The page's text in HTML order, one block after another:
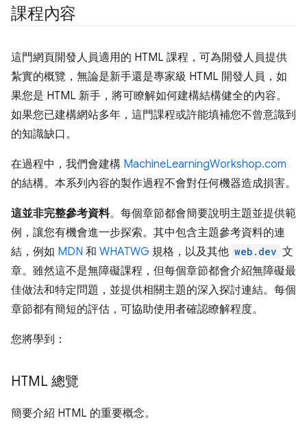
課程內容
這門網頁開發人員適用的 HTML 課程，可為開發人員提供
紮實的概覽，無論是新手還是專家級 HTML 開發人員，如
果您是 HTML 新手，將可瞭解如何建構結構健全的內容。
如果您已建構網站多年，這門課程或許能填補您不曾意識到
的知識缺口。
在過程中，我們會建構 MachineLearningWorkshop.com
的結構。本系列內容的製作過程不會對任何機器造成損害。
這並非完整參考資料。每個章節都會簡要說明主題並提供範
例，讓您有機會進一步探索。其中包含主題參考資料的連
結，例如 MDN 和 WHATWG 規格，以及其他 web.dev 文
章。雖然這不是無障礙課程，但每個章節都會介紹無障礙最
佳做法和特定問題，並提供相關主題的深入探討連結。每個
章節都有簡短的評估，可協助使用者確認瞭解程度。
您將學到：
HTML 總覽
簡要介紹 HTML 的重要概念。